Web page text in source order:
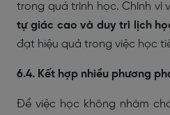
trong quá trình học. Chính vì
tự giác cao và duy trì lịch
đạt hiệu quả trong việc học
6.4. Kết hợp nhiều phương
Để việc học không nhàm